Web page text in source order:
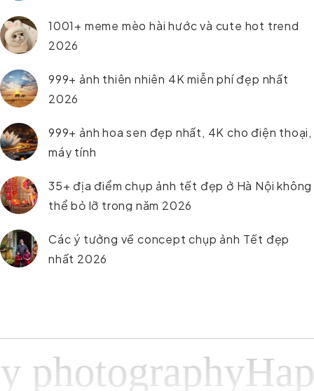
1001+ meme mèo hài hước và cute hot trend
2026
999+ ảnh thiên nhiên 4K miễn phí đẹp nhất
2026
999+ ảnh hoa sen đẹp nhất, 4K cho điện thoại,
máy tính
35+ địa điểm chụp ảnh tết đẹp ở Hà Nội không
thể bỏ lỡ trong năm 2026
Các ý tưởng về concept chụp ảnh Tết đẹp
nhất 2026